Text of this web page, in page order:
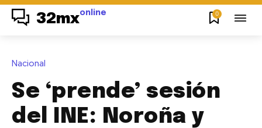
32mxonline 0
Nacional
Se ‘prende’ sesión
del INE: Noroña y